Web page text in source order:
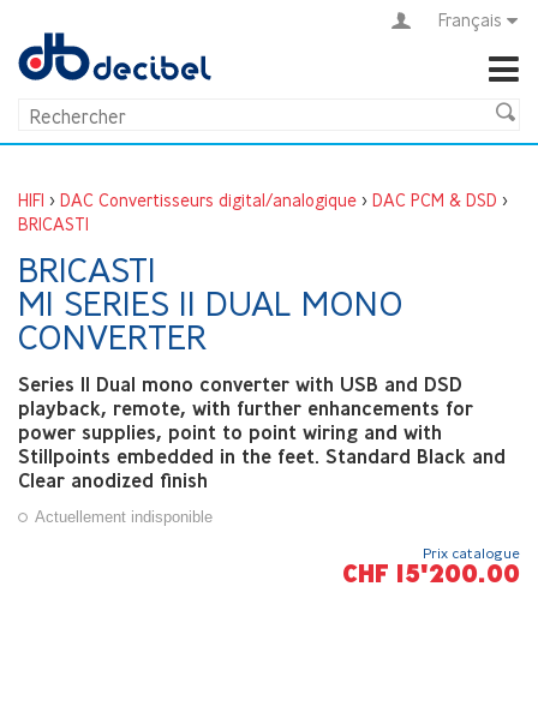
Français
HIFI > DAC Convertisseurs digital/analogique > DAC PCM & DSD >
BRICASTI
BRICASTI
M1 SERIES II DUAL MONO
CONVERTER
Series II Dual mono converter with USB and DSD
playback, remote, with further enhancements for
power supplies, point to point wiring and with
Stillpoints embedded in the feet. Standard Black and
Clear anodized finish
Actuellement indisponible
Prix catalogue
CHF 15'200.00